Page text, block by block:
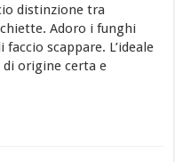
distinzione tra
Adoro i funghi
scappare. L’ideale
origine certa e